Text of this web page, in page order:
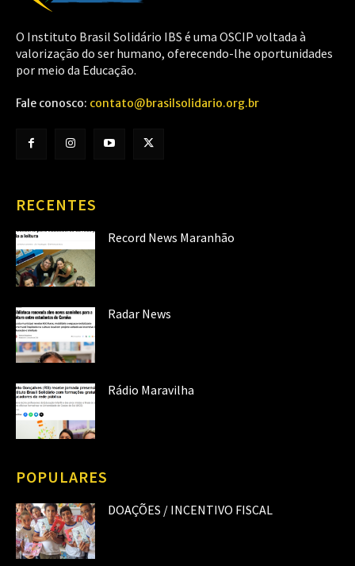
O Instituto Brasil Solidário IBS é uma OSCIP voltada à
valorização do ser humano, oferecendo-lhe oportunidades
por meio da Educação.
Fale conosco: contato@brasilsolidario.org.br
RECENTES
Record News Maranhão
Radar News
Rádio Maravilha
POPULARES
DOAÇÕES / INCENTIVO FISCAL